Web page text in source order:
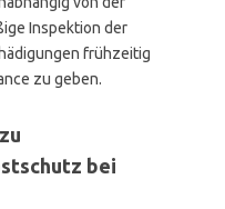
Inspektion der
frühzeitig
zu geben.
bei